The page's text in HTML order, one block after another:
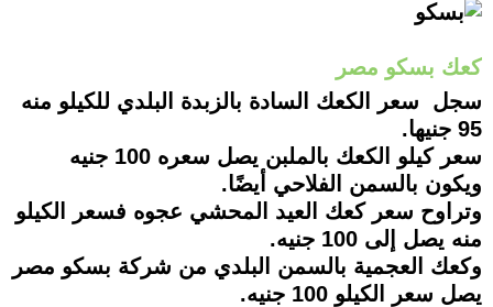
كعك بسكو مصر
سجل سعر الكعك السادة بالزبدة البلدي للكيلو منه
95 جنيها.
سعر كيلو الكعك بالملبن يصل سعره 100 جنيه
ويكون بالسمن الفلاحي أيضًا.
وتراوح سعر كعك العيد المحشي عجوه فسعر الكيلو
منه يصل إلى 100 جنيه.
وكعك العجمية بالسمن البلدي من شركة بسكو مصر
يصل سعر الكيلو 100 جنيه.